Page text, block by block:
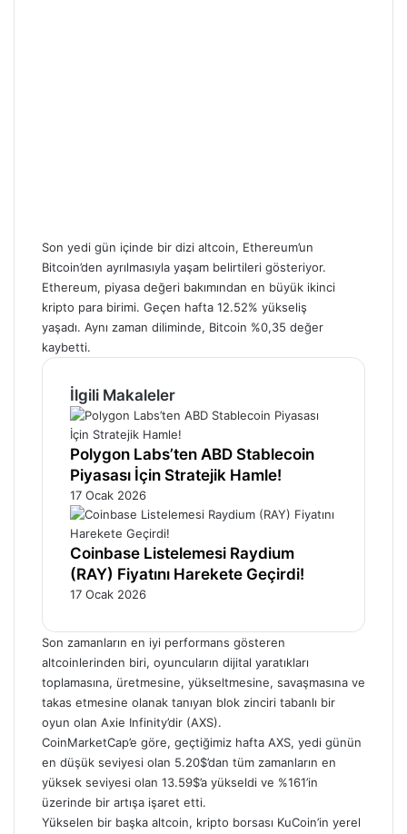
Son yedi gün içinde bir dizi altcoin, Ethereum’un
Bitcoin’den ayrılmasıyla yaşam belirtileri gösteriyor.
Ethereum, piyasa değeri bakımından en büyük ikinci
kripto para birimi. Geçen hafta 12.52% yükseliş
yaşadı. Aynı zaman diliminde, Bitcoin %0,35 değer
kaybetti.
İlgili Makaleler
Polygon Labs’ten ABD Stablecoin
Piyasası İçin Stratejik Hamle!
17 Ocak 2026
Coinbase Listelemesi Raydium
(RAY) Fiyatını Harekete Geçirdi!
17 Ocak 2026
Son zamanların en iyi performans gösteren
altcoinlerinden biri, oyuncuların dijital yaratıkları
toplamasına, üretmesine, yükseltmesine, savaşmasına ve
takas etmesine olanak tanıyan blok zinciri tabanlı bir
oyun olan Axie Infinity’dir (AXS).
CoinMarketCap’e göre, geçtiğimiz hafta AXS, yedi günün
en düşük seviyesi olan 5.20$’dan tüm zamanların en
yüksek seviyesi olan 13.59$’a yükseldi ve %161’in
üzerinde bir artışa işaret etti.
Yükselen bir başka altcoin, kripto borsası KuCoin’in yerel